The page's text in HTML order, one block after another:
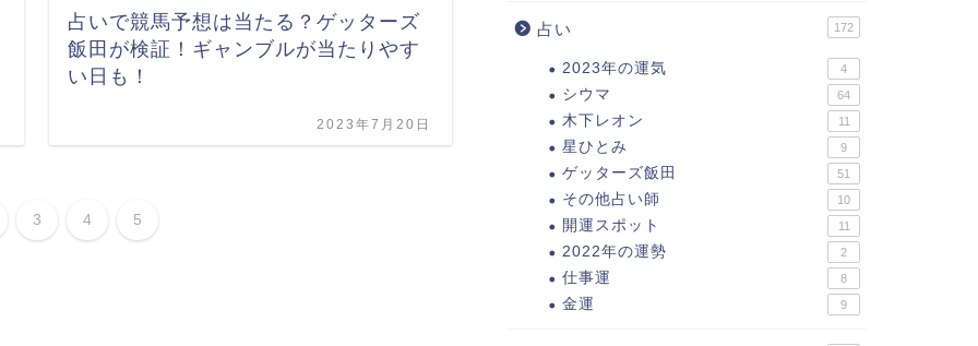
占いで競馬予想は当たる？ゲッターズ
飯田が検証！ギャンブルが当たりやす
い日も！
2023年7月20日
3 4 5
占い 172
2023年の運気 4
シウマ 64
木下レオン 11
星ひとみ 9
ゲッターズ飯田 51
その他占い師 10
開運スポット 11
2022年の運勢 2
仕事運 8
金運 9